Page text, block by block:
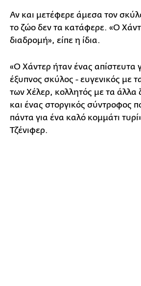
Αν και μετέφερε άμεσα τον
το ζώο δεν τα κατάφερε. «Ο
διαδρομή», είπε η ίδια.
«Ο Χάντερ ήταν ένας απίστευτα
έξυπνος σκύλος - ευγενικός με
των Χέλερ, κολλητός με τα άλλα
και ένας στοργικός σύντροφος
πάντα για ένα καλό κομμάτι
Τζένιφερ.